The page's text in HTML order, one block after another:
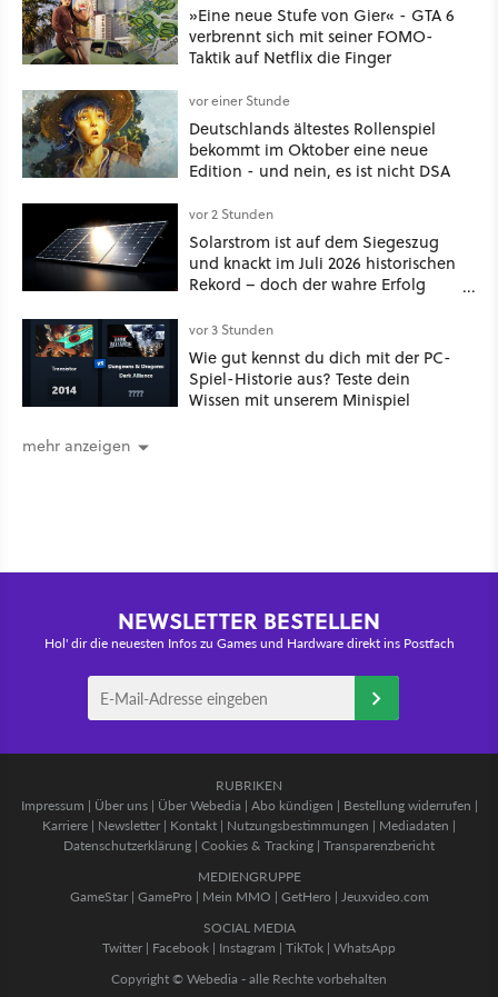
»Eine neue Stufe von Gier« - GTA 6
verbrennt sich mit seiner FOMO-
Taktik auf Netflix die Finger
vor einer Stunde
Deutschlands ältestes Rollenspiel
bekommt im Oktober eine neue
Edition - und nein, es ist nicht DSA
vor 2 Stunden
Solarstrom ist auf dem Siegeszug
und knackt im Juli 2026 historischen
Rekord – doch der wahre Erfolg
vor 3 Stunden
Wie gut kennst du dich mit der PC-
Spiel-Historie aus? Teste dein
Wissen mit unserem Minispiel
mehr anzeigen
NEWSLETTER BESTELLEN
Hol' dir die neuesten Infos zu Games und Hardware direkt ins Postfach
RUBRIKEN
Impressum | Über uns| Über Webedia | Abo kündigen | Bestellung widerrufen |
Karriere | Newsletter | Kontakt | Nutzungsbestimmungen | Mediadaten |
Datenschutzerklärung | Cookies & Tracking | Transparenzbericht
MEDIENGRUPPE
GameStar| GamePro | Mein MMO | GetHero | Jeuxvideo.com
SOCIAL MEDIA
Twitter | Facebook | Instagram | TikTok | WhatsApp
Copyright © Webedia - alle Rechte vorbehalten